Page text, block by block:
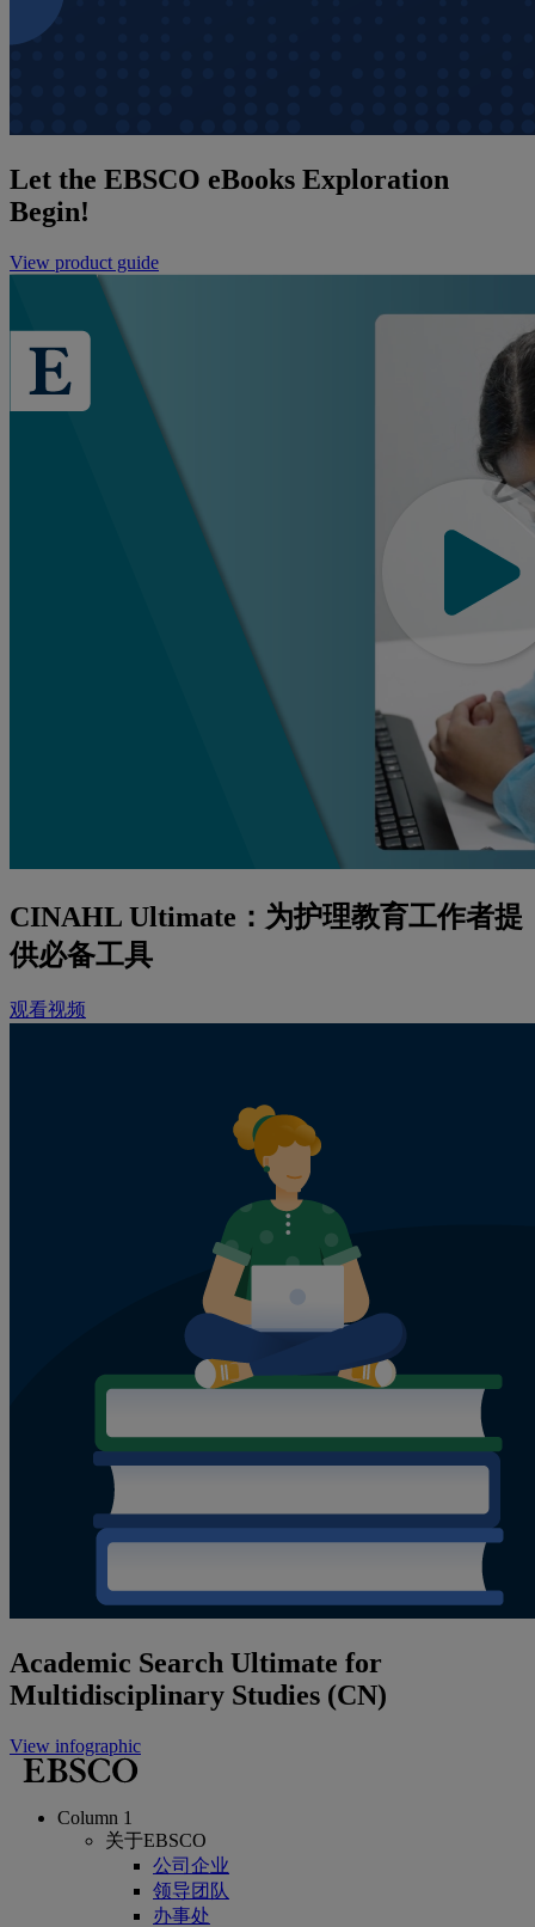
Let the EBSCO eBooks Exploration
Begin!
View product guide
CINAHL Ultimate：为护理教育工作者提
供必备工具
观看视频
Academic Search Ultimate for
Multidisciplinary Studies (CN)
View infographic
Column 1
关于EBSCO
公司企业
领导团队
办事处